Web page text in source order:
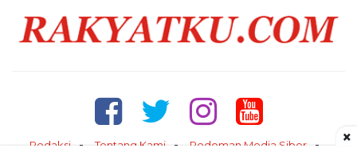
Redaksi Tentang Kami Pedoman Media Siber ×